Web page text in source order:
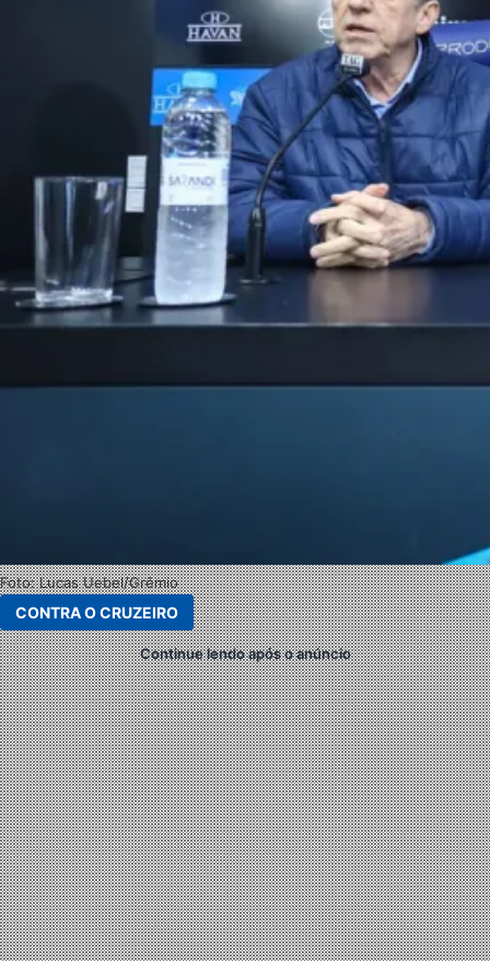
Foto: Lucas Uebel/Grêmio
CONTRA O CRUZEIRO
Continue lendo após o anúncio